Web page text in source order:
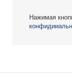
Нажимая